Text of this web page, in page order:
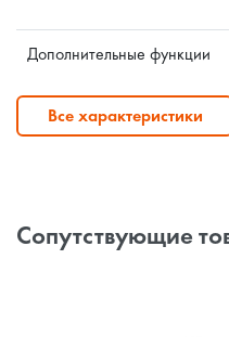
Дополнительные функции
Все характеристики
Сопутствующие